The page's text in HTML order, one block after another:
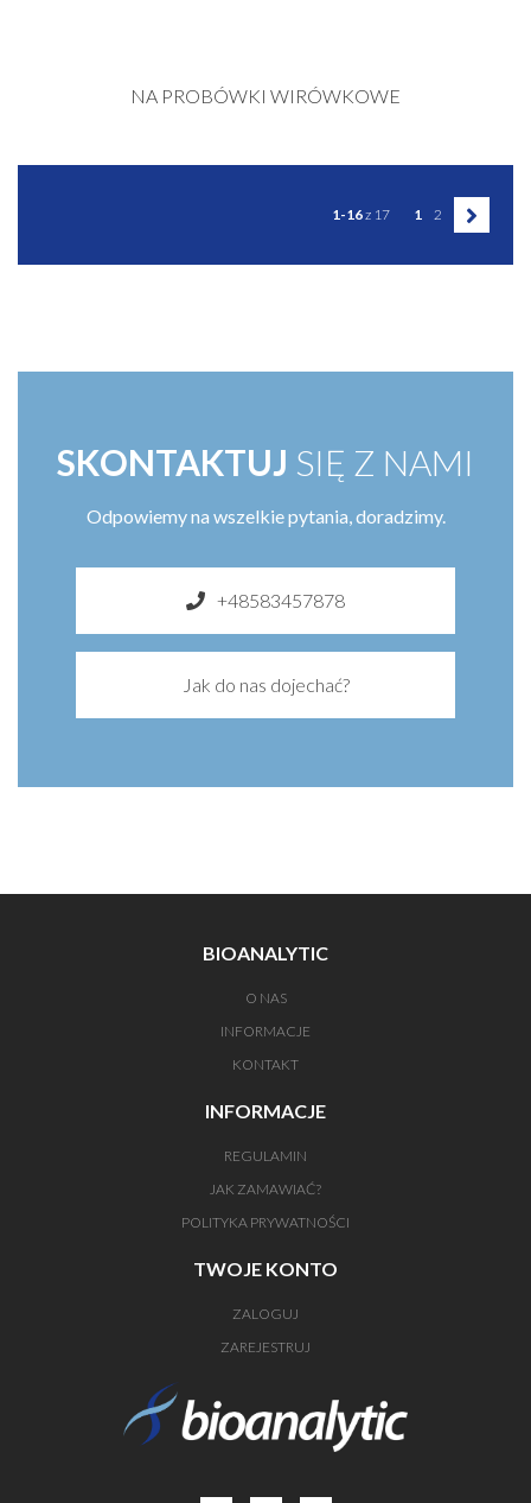
NA PROBÓWKI WIRÓWKOWE
1-16z 17 1 2
SKONTAKTUJ SIĘ Z NAMI
Odpowiemy na wszelkie pytania, doradzimy.
+48583457878
Jak do nas dojechać?
BIOANALYTIC
O NAS
INFORMACJE
KONTAKT
INFORMACJE
REGULAMIN
JAK ZAMAWIAĆ?
POLITYKA PRYWATNOŚCI
TWOJE KONTO
ZALOGUJ
ZAREJESTRUJ